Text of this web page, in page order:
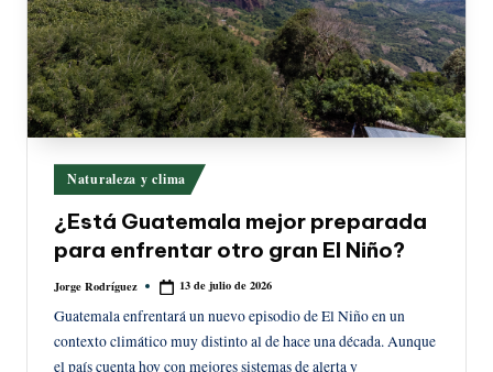
Publicado
en
Naturaleza y clima
¿Está Guatemala mejor preparada
para enfrentar otro gran El Niño?
Publicado
Jorge Rodríguez 13 de julio de 2026
Guatemala enfrentará un nuevo episodio de El Niño en un
contexto climático muy distinto al de hace una década. Aunque
el país cuenta hoy con mejores sistemas de alerta y